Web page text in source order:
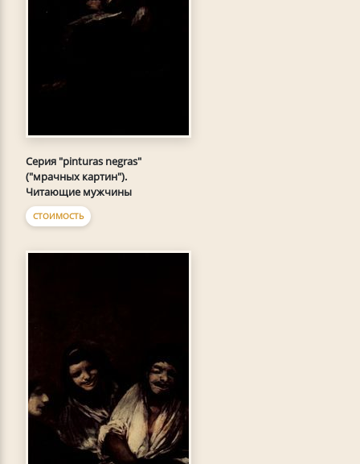
Серия "pinturas negras"
("мрачных картин").
Читающие мужчины
СТОИМОСТЬ